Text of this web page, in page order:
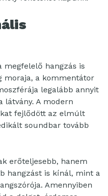
megfelelő hangzás is
moraja, a kommentátor
legalább annyit
látvány. A modern
fejlődött az elmúlt
soundbar tovább
erőteljesebb, hanem
hangzást is kínál, mint a
Amennyiben